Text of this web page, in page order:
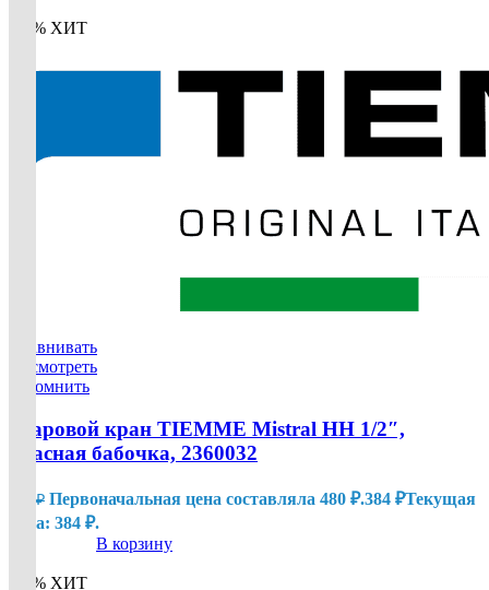
-20% ХИТ
Сравнивать
Посмотреть
Запомнить
Шаровой кран TIEMME Mistral НН 1/2″,
красная бабочка, 2360032
₽ Первоначальная цена составляла 480 ₽.384 ₽Текущая
цена: 384 ₽.
В корзину
-20% ХИТ